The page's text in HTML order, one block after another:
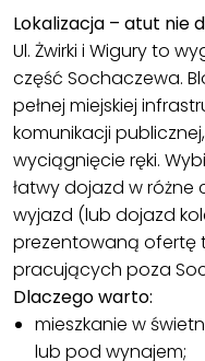
Lokalizacja – atut nie
Ul. Żwirki i Wigury to
część Sochaczewa.
pełnej miejskiej
komunikacji
wyciągnięcie ręki.
łatwy dojazd w różne
wyjazd (lub dojazd
prezentowaną ofertę
pracujących poza
Dlaczego warto:
mieszkanie w
lub pod wynajem;